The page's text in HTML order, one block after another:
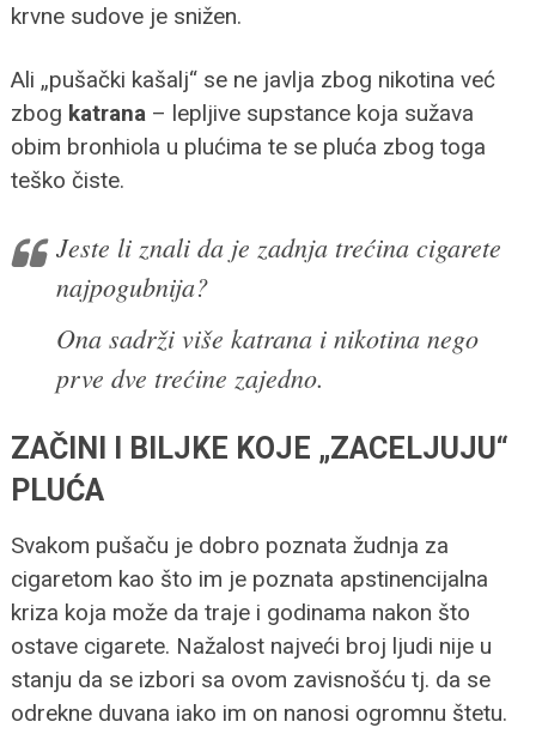
krvne sudove je snižen.
Ali „pušački kašalj“ se ne javlja zbog nikotina već
zbog katrana– lepljive supstance koja sužava
obim bronhiola u plućima te se pluća zbog toga
teško čiste.
Jeste li znali da je zadnja trećina cigarete
najpogubnija?
Ona sadrži više katrana i nikotina nego
prve dve trećine zajedno.
ZAČINI I BILJKE KOJE „ZACELJUJU“
PLUĆA
Svakom pušaču je dobro poznata žudnja za
cigaretom kao što im je poznata apstinencijalna
kriza koja može da traje i godinama nakon što
ostave cigarete. Nažalost najveći broj ljudi nije u
stanju da se izbori sa ovom zavisnošću tj. da se
odrekne duvana iako im on nanosi ogromnu štetu.